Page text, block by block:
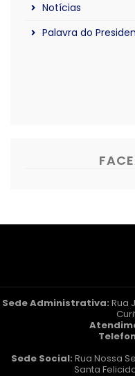
Notícias
Palavra do
Sede Administrativa: Rua
Sede Social: Rua Nossa
Santa